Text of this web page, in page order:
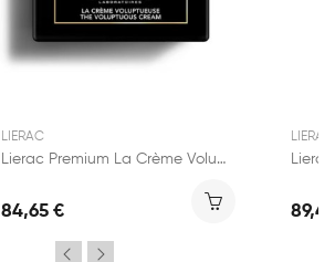
LIERAC
Lierac Premium La Crème Voluptueuse 50ml
84,65 €
LIERAC